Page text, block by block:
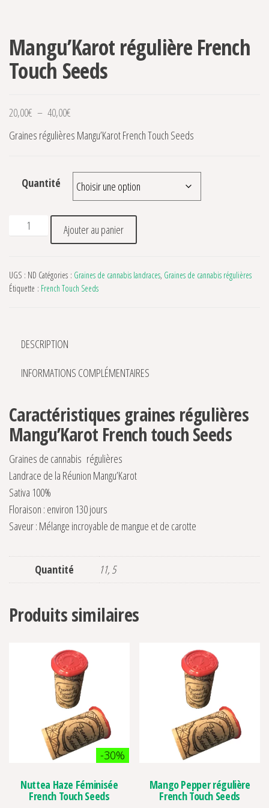
Mangu’Karot régulière French
Touch Seeds
20,00€ – 40,00€
Graines régulières Mangu’Karot French Touch Seeds
Quantité
quantité de Mangu'Karot régulière French Touch Seeds
Ajouter au panier
UGS : ND Catégories : Graines de cannabis landraces, Graines de cannabis régulières
Étiquette : French Touch Seeds
DESCRIPTION
INFORMATIONS COMPLÉMENTAIRES
Caractéristiques graines régulières
Mangu’Karot French touch Seeds
Graines de cannabis régulières
Landrace de la Réunion Mangu’Karot
Sativa 100%
Floraison : environ 130 jours
Saveur : Mélange incroyable de mangue et de carotte
Quantité 11, 5
Produits similaires
-30%
Nuttea Haze Féminisée
French Touch Seeds
Mango Pepper régulière
French Touch Seeds